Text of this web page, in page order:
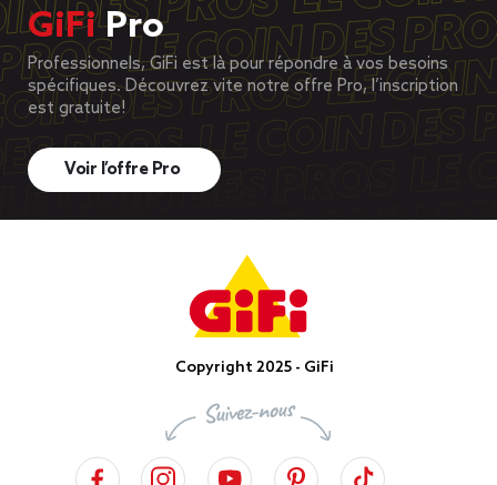
GiFiPro
Professionnels, GiFi est là pour répondre à vos besoins
spécifiques. Découvrez vite notre offre Pro, l’inscription
est gratuite!
Voir l’offre Pro
Copyright 2025 - GiFi